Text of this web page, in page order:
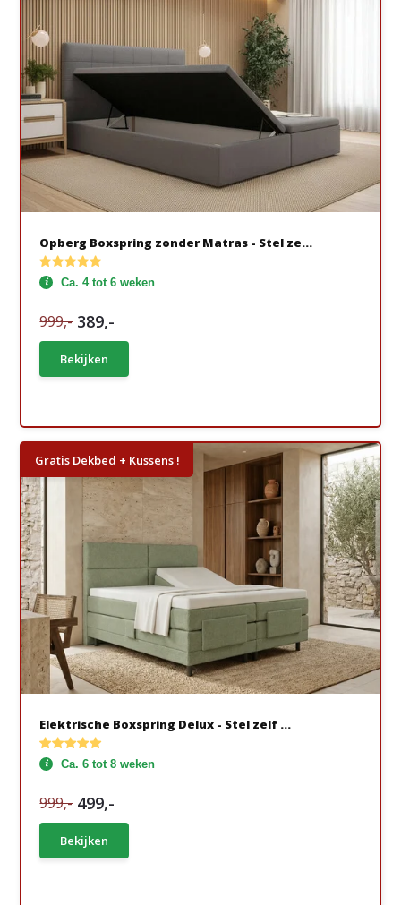
Opberg Boxspring zonder Matras - Stel ze...
Ca. 4 tot 6 weken
999,- 389,-
Bekijken
Gratis Dekbed + Kussens !
Elektrische Boxspring Delux - Stel zelf ...
Ca. 6 tot 8 weken
999,- 499,-
Bekijken